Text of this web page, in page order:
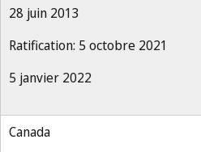
28 juin 2013
Ratification: 5 octobre 2021
5 janvier 2022
Canada